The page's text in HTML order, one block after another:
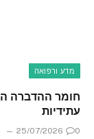
מדע ורפואה
חומר ההדברה
עתידיות
25/07/2026 0